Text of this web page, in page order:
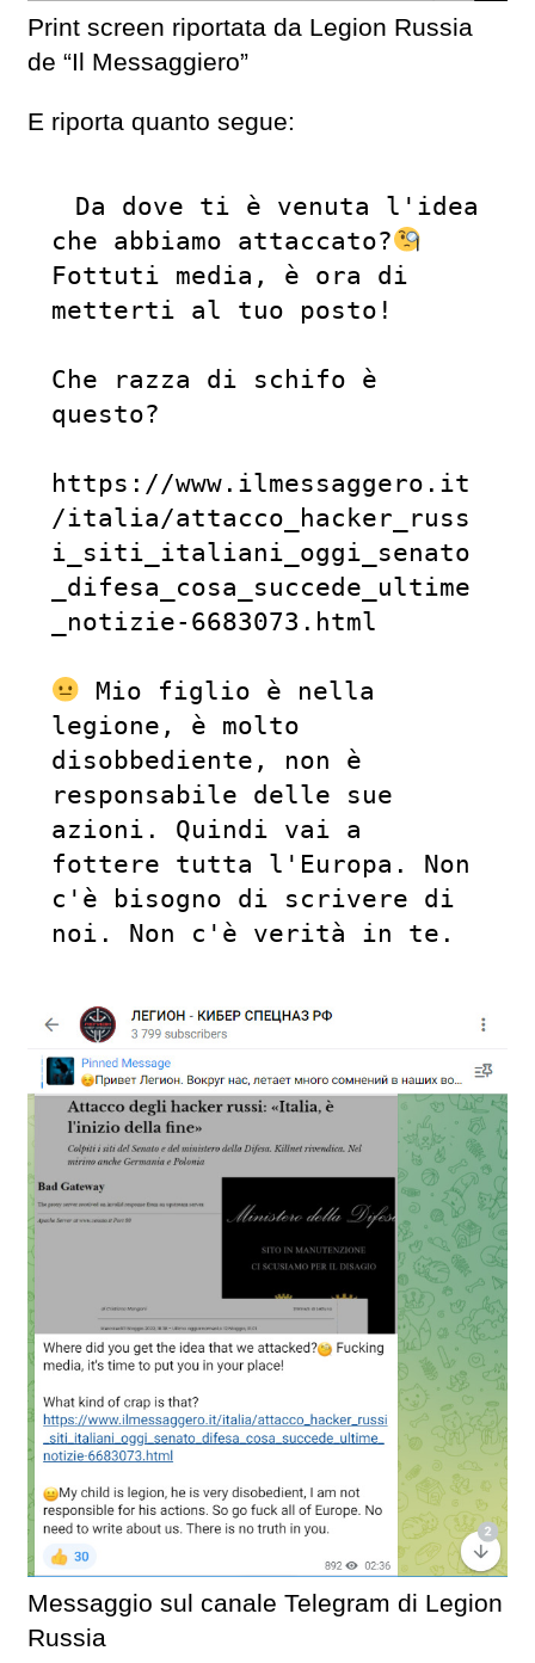
Print screen riportata da Legion Russia
de “Il Messaggiero”
E riporta quanto segue:
Da dove ti è venuta l'idea
che abbiamo attaccato?
Fottuti media, è ora di
metterti al tuo posto!
Che razza di schifo è
questo?
https://www.ilmessaggero.it
/italia/attacco_hacker_russ
i_siti_italiani_oggi_senato
_difesa_cosa_succede_ultime
_notizie-6683073.html
Mio figlio è nella
legione, è molto
disobbediente, non è
responsabile delle sue
azioni. Quindi vai a
fottere tutta l'Europa. Non
c'è bisogno di scrivere di
noi. Non c'è verità in te.
Messaggio sul canale Telegram di Legion
Russia